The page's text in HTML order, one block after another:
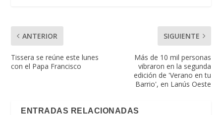
ANTERIOR
Tissera se reúne este lunes
con el Papa Francisco
SIGUIENTE
Más de 10 mil personas
vibraron en la segunda
edición de 'Verano en tu
Barrio', en Lanús Oeste
ENTRADAS RELACIONADAS